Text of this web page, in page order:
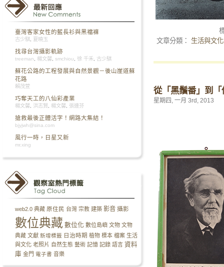
臺灣客家女性的藍長衫與黑襠褲
古少騏 夏曉玉
找尋台灣攝影軌跡
treeman 楊文馨 smchiou 徐 千禾 古少騏
蘇花公路的工程發展與自然景觀－後山崖道蘇
花路
賴茂萱
巧奪天工的八仙彩產業
楊文馨 洪志賢 楊文馨 張連芬
搶救最後正體活字！網路大集結！
bjyjwh@sina.com
風行一時，日星又新
mr.xing
web2.0 典藏 原住民 台灣 宗教 建築 影音 攝影
數位典藏 數位化 數位島嶼 文物 文物
典藏 文獻 新增標籤 日治時期 植物 標本 檔案 生活
與文化 老照片 自然生態 藝術 記憶 記錄 語言 資料
庫 金門 電子書 音樂
文章分類： 生活與文化
從「黑鬚番」到「
星期四, 一月 3rd, 2013